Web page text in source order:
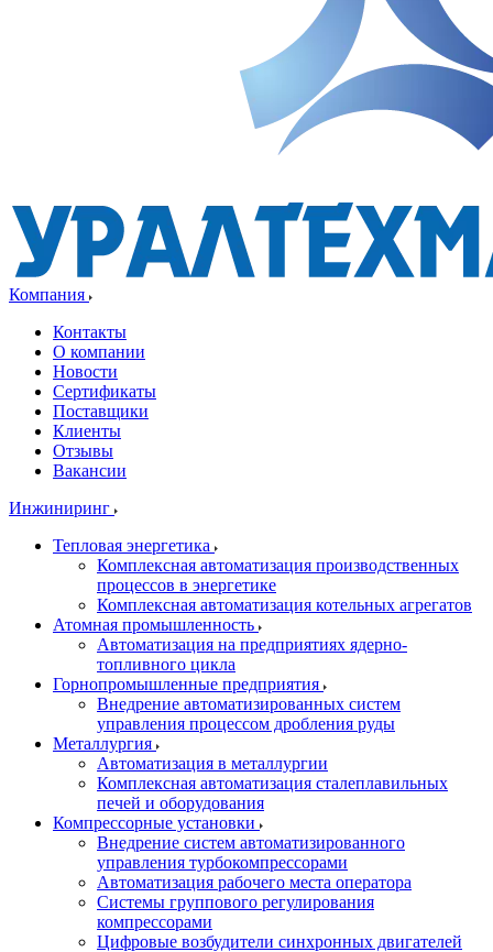
Компания
Контакты
О компании
Новости
Сертификаты
Поставщики
Клиенты
Отзывы
Вакансии
Инжиниринг
Тепловая энергетика
Комплексная автоматизация производственных
процессов в энергетике
Комплексная автоматизация котельных агрегатов
Атомная промышленность
Автоматизация на предприятиях ядерно-
топливного цикла
Горнопромышленные предприятия
Внедрение автоматизированных систем
управления процессом дробления руды
Металлургия
Автоматизация в металлургии
Комплексная автоматизация сталеплавильных
печей и оборудования
Компрессорные установки
Внедрение систем автоматизированного
управления турбокомпрессорами
Автоматизация рабочего места оператора
Системы группового регулирования
компрессорами
Цифровые возбудители синхронных двигателей